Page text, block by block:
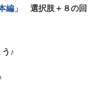
」 選択肢＋８の回
♪